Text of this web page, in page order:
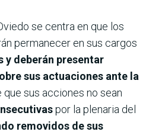
se centra en que los
permanecer en sus cargos
y deberán presentar
sus actuaciones ante la
que sus acciones no sean
por la plenaria del
removidos de sus